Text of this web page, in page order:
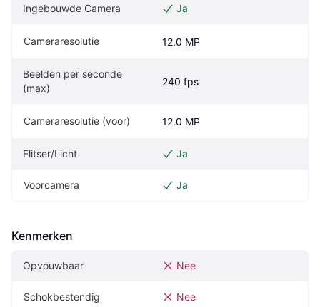
Ingebouwde Camera Ja
Cameraresolutie 12.0 MP
Beelden per seconde
(max)
240 fps
Cameraresolutie (voor) 12.0 MP
Flitser/Licht Ja
Voorcamera Ja
Kenmerken
Opvouwbaar Nee
Schokbestendig Nee